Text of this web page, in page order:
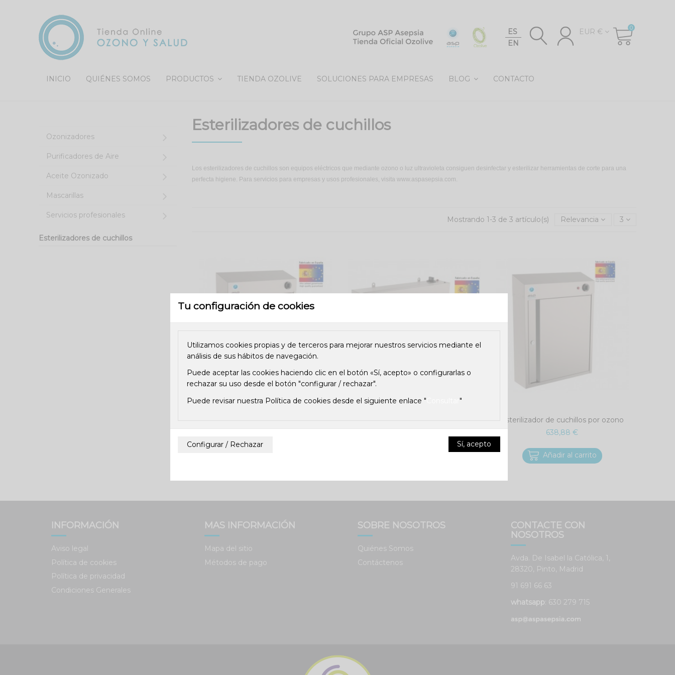
ES
EN
EUR € 0
INICIO QUIÉNES SOMOS PRODUCTOS TIENDA OZOLIVE SOLUCIONES PARA EMPRESAS BLOG CONTACTO
Esterilizadores de cuchillos
Los esterilizadores de cuchillos son equipos eléctricos que mediante ozono o luz ultravioleta consiguen desinfectar y esterilizar herramientas de corte para una
perfecta higiene. Para servicios para empresas y usos profesionales, visita www.aspasepsia.com.
Mostrando 1-3 de 3 artículo(s) Relevancia 3
ultravioleta de acero...
portacuchillos
Añadir al carrito
Esterilizador de cuchillos por ozono
638,88 €
Añadir al carrito
Ozonizadores
Purificadores de Aire
Aceite Ozonizado
Mascarillas
Servicios profesionales
Esterilizadores de cuchillos
INFORMACIÓN
Aviso legal
Política de cookies
Política de privacidad
Condiciones Generales
MAS INFORMACIÓN
Mapa del sitio
Métodos de pago
SOBRE NOSOTROS
Quiénes Somos
Contáctenos
CONTACTE CON
NOSOTROS
Avda. De Isabel la Católica, 1,
28320, Pinto, Madrid
91 691 66 63
whatsapp : 630 279 715
Tu configuración de cookies
Utilizamos cookies propias y de terceros para mejorar nuestros servicios mediante el
análisis de sus hábitos de navegación.
Puede aceptar las cookies haciendo clic en el botón «Sí, acepto» o configurarlas o
rechazar su uso desde el botón "configurar / rechazar".
Puede revisar nuestra Política de cookies desde el siguiente enlace "
"